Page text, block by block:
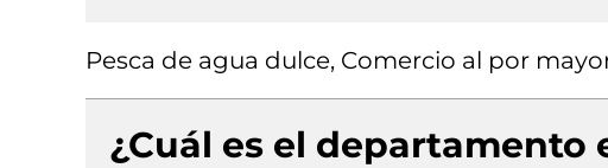
Pesca de agua dulce, Comercio al por
¿Cuál es el departamento